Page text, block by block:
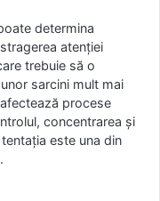
determina
atenției
trebuie să o
sarcini mult mai
procese
concentrarea și
este una din